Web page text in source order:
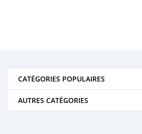
CATÉGORIES POPULAIRES
AUTRES CATÉGORIES